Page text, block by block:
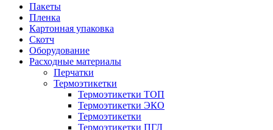
Пакеты
Пленка
Картонная упаковка
Скотч
Оборудование
Расходные материалы
Перчатки
Термоэтикетки
Термоэтикетки ТОП
Термоэтикетки ЭКО
Термоэтикетки
Термоэтикетки ПГЛ